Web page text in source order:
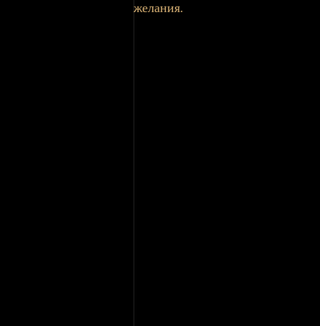
желания.